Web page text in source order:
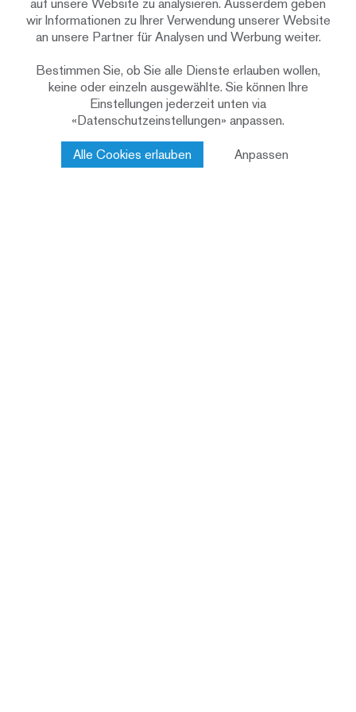
Konstruktion Hybridbau
Nutzung 3 Wohnungen
Holzbau
Ihr nächster Schritt
wir Informationen zu Ihrer Verwendung unserer Website
an unsere Partner für Analysen und Werbung weiter.
Bestimmen Sie, ob Sie alle Dienste erlauben wollen,
keine oder einzeln ausgewählte. Sie können Ihre
Einstellungen jederzeit unten via
«Datenschutzeinstellungen» anpassen.
Alle Cookies erlauben Anpassen